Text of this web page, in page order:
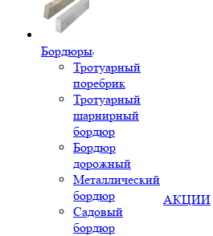
Бордюры
Тротуарный
поребрик
Тротуарный
шарнирный
бордюр
Бордюр
дорожный
Металлический
бордюр
Садовый
бордюр
АКЦИИ